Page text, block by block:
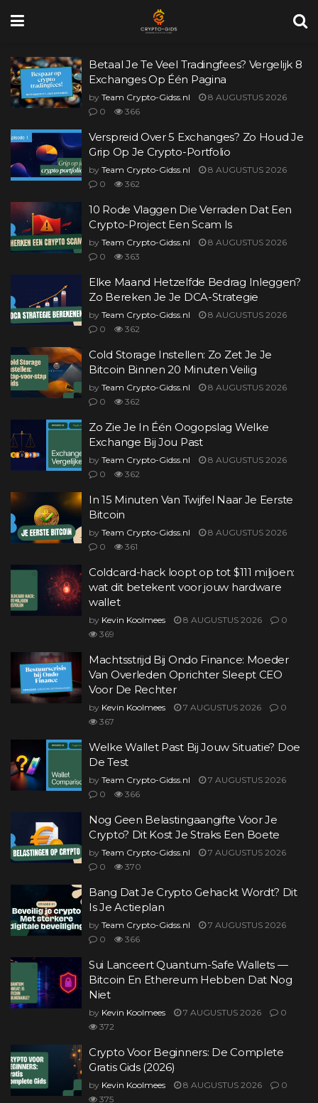
Betaal Je Te Veel Tradingfees? Vergelijk 8
Exchanges Op Één Pagina
by Team Crypto-Gidss.nl
8 AUGUSTUS 2026
0
366
Verspreid Over 5 Exchanges? Zo Houd Je
Grip Op Je Crypto-Portfolio
by Team Crypto-Gidss.nl
8 AUGUSTUS 2026
0
362
10 Rode Vlaggen Die Verraden Dat Een
Crypto-Project Een Scam Is
by Team Crypto-Gidss.nl
8 AUGUSTUS 2026
0
363
Elke Maand Hetzelfde Bedrag Inleggen?
Zo Bereken Je Je DCA-Strategie
by Team Crypto-Gidss.nl
8 AUGUSTUS 2026
0
362
Cold Storage Instellen: Zo Zet Je Je
Bitcoin Binnen 20 Minuten Veilig
by Team Crypto-Gidss.nl
8 AUGUSTUS 2026
0
362
Zo Zie Je In Één Oogopslag Welke
Exchange Bij Jou Past
by Team Crypto-Gidss.nl
8 AUGUSTUS 2026
0
362
In 15 Minuten Van Twijfel Naar Je Eerste
Bitcoin
by Team Crypto-Gidss.nl
8 AUGUSTUS 2026
0
361
Coldcard-hack loopt op tot $111 miljoen:
wat dit betekent voor jouw hardware
wallet
by Kevin Koolmees 8 AUGUSTUS 2026
0
369
Machtsstrijd Bij Ondo Finance: Moeder
Van Overleden Oprichter Sleept CEO
Voor De Rechter
by Kevin Koolmees 7 AUGUSTUS 2026
0
367
Welke Wallet Past Bij Jouw Situatie? Doe
De Test
by Team Crypto-Gidss.nl
7 AUGUSTUS 2026
0
366
Nog Geen Belastingaangifte Voor Je
Crypto? Dit Kost Je Straks Een Boete
by Team Crypto-Gidss.nl
7 AUGUSTUS 2026
0
370
Bang Dat Je Crypto Gehackt Wordt? Dit
Is Je Actieplan
by Team Crypto-Gidss.nl
7 AUGUSTUS 2026
0
366
Sui Lanceert Quantum-Safe Wallets —
Bitcoin En Ethereum Hebben Dat Nog
Niet
by Kevin Koolmees 7 AUGUSTUS 2026
0
372
Crypto Voor Beginners: De Complete
Gratis Gids (2026)
by Kevin Koolmees 8 AUGUSTUS 2026
0
375